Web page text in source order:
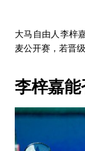
大马自由人李梓
麦公开赛，若晋
李梓嘉能